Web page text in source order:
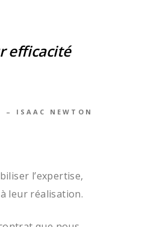
efficacité
– ISAAC NEWTON
l’expertise,
leur réalisation.